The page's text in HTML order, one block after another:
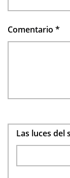
Comentario *
Las luces del